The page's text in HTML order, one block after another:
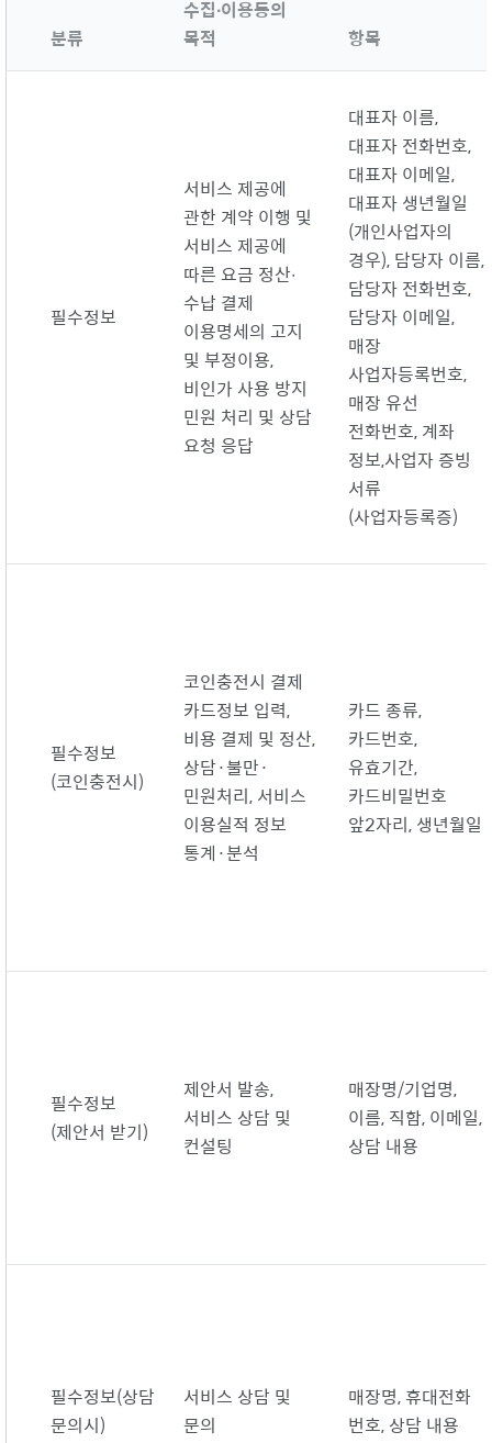
분류
수집∙이용동의
목적
항목
필수정보
서비스 제공에
관한 계약 이행 및
서비스 제공에
따른 요금 정산∙
수납 결제
이용명세의 고지
및 부정이용,
비인가 사용 방지
민원 처리 및 상담
요청 응답
대표자 이름,
대표자 전화번호,
대표자 이메일,
대표자 생년월일
(개인사업자의
경우), 담당자 이름,
담당자 전화번호,
담당자 이메일,
매장
사업자등록번호,
매장 유선
전화번호, 계좌
정보,사업자 증빙
서류
(사업자등록증)
필수정보
(코인충전시)
코인충전시 결제
카드정보 입력,
비용 결제 및 정산,
상담·불만·
민원처리, 서비스
이용실적 정보
통계 ·분석
카드 종류,
카드번호,
유효기간,
카드비밀번호
앞2자리, 생년월일
필수정보
(제안서 받기)
제안서 발송,
서비스 상담 및
컨설팅
매장명/기업명,
이름, 직함, 이메일,
상담 내용
필수정보(상담
문의시)
서비스 상담 및
문의
매장명, 휴대전화
번호, 상담 내용